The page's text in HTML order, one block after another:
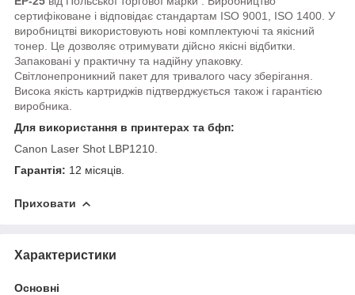
сертифіковане і відповідає стандартам ISO 9001, ISO 1400. У
виробництві використовують нові комплектуючі та якісний
тонер. Це дозволяє отримувати дійсно якісні відбитки.
Запаковані у практичну та надійну упаковку.
Світлонепроникний пакет для тривалого часу зберігання.
Висока якість картриджів підтверджується також і гарантією
виробника.
Для використання в принтерах та бфп:
Canon Laser Shot LBP1210.
Гарантія: 12 місяців.
Приховати
Характеристики
Основні